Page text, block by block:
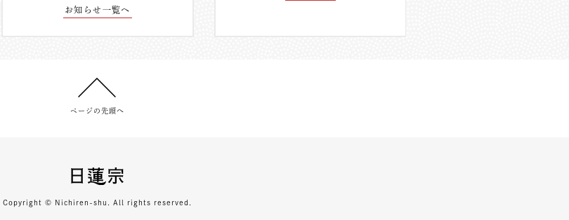
お知らせ一覧へ
ページの先頭へ
Copyright © Nichiren-shu. All rights reserved.